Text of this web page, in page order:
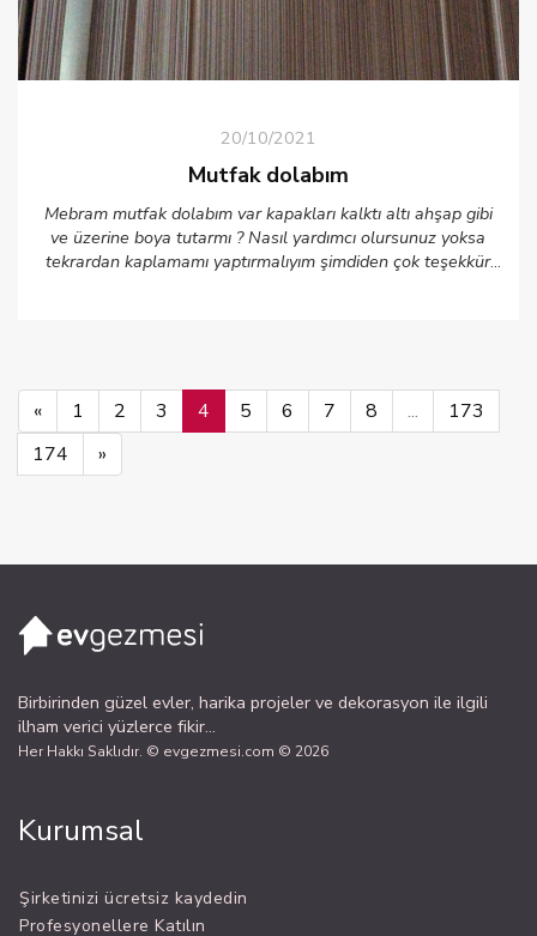
20/10/2021
Mutfak dolabım
Mebram mutfak dolabım var kapakları kalktı altı ahşap gibi
ve üzerine boya tutarmı ? Nasıl yardımcı olursunuz yoksa
tekrardan kaplamamı yaptırmalıyım şimdiden çok teşekkür
« 1 2 3 4 5 6 7 8 ...
173
174
»
Birbirinden güzel evler, harika projeler ve dekorasyon ile ilgili
ilham verici yüzlerce fikir...
Her Hakkı Saklıdır. © evgezmesi.com © 2026
Kurumsal
Şirketinizi ücretsiz kaydedin
Profesyonellere Katılın